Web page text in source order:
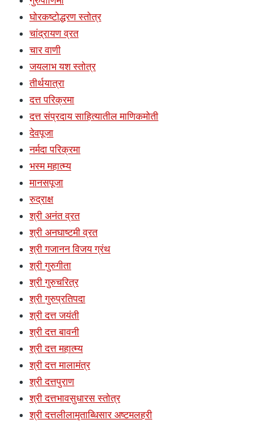
घोरकष्टोद्धरण स्तोत्र
चांद्रायण व्रत
चार वाणी
जयलाभ यश स्तोत्र
तीर्थयात्रा
दत्त परिक्रमा
दत्त संप्रदाय साहित्यातील माणिकमोती
देवपूजा
नर्मदा परिक्रमा
भस्म महात्म्य
मानसपूजा
रुद्राक्ष
श्री अनंत व्रत
श्री अनघाष्टमी व्रत
श्री गजानन विजय ग्रंथ
श्री गुरुगीता
श्री गुरुचरित्र
श्री गुरुप्रतिपदा
श्री दत्त जयंती
श्री दत्त बावनी
श्री दत्त महात्म्य
श्री दत्त मालामंत्र
श्री दत्तपुराण
श्री दत्तभावसुधारस स्तोत्र
श्री दत्तलीलामृताब्धिसार अष्टमलहरी